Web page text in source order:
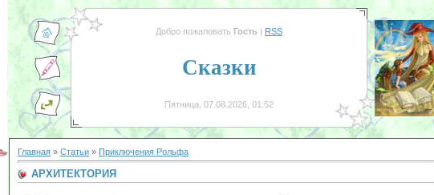
Добро пожаловать Гость | RSS
Сказки
Пятница, 07.08.2026, 01:52
Главная » Статьи » Приключения Рольфа
АРХИТЕКТОРИЯ